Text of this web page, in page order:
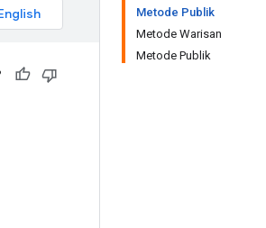
Metode Publik
Metode Warisan
Metode Publik